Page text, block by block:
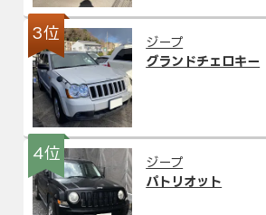
3位
ジープ
グランドチェロキー
4位
ジープ
パトリオット